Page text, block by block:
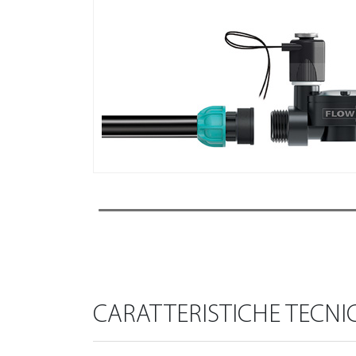
CARATTERISTICHE